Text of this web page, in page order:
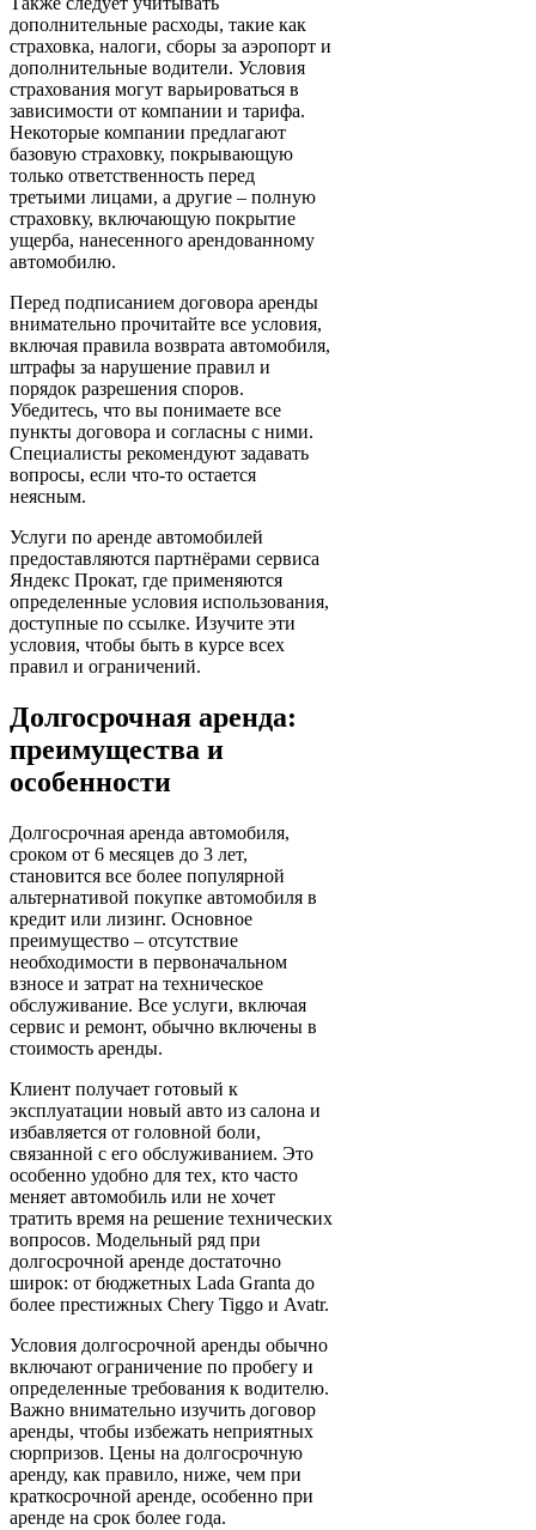
дополнительные расходы, такие как
страховка, налоги, сборы за аэропорт и
дополнительные водители. Условия
страхования могут варьироваться в
зависимости от компании и тарифа.
Некоторые компании предлагают
базовую страховку, покрывающую
только ответственность перед
третьими лицами, а другие – полную
страховку, включающую покрытие
ущерба, нанесенного арендованному
автомобилю.
Перед подписанием договора аренды
внимательно прочитайте все условия,
включая правила возврата автомобиля,
штрафы за нарушение правил и
порядок разрешения споров.
Убедитесь, что вы понимаете все
пункты договора и согласны с ними.
Специалисты рекомендуют задавать
вопросы, если что-то остается
неясным.
Услуги по аренде автомобилей
предоставляются партнёрами сервиса
Яндекс Прокат, где применяются
определенные условия использования,
доступные по ссылке. Изучите эти
условия, чтобы быть в курсе всех
правил и ограничений.
Долгосрочная аренда:
преимущества и
особенности
Долгосрочная аренда автомобиля,
сроком от 6 месяцев до 3 лет,
становится все более популярной
альтернативой покупке автомобиля в
кредит или лизинг. Основное
преимущество – отсутствие
необходимости в первоначальном
взносе и затрат на техническое
обслуживание. Все услуги, включая
сервис и ремонт, обычно включены в
стоимость аренды.
Клиент получает готовый к
эксплуатации новый авто из салона и
избавляется от головной боли,
связанной с его обслуживанием. Это
особенно удобно для тех, кто часто
меняет автомобиль или не хочет
тратить время на решение технических
вопросов. Модельный ряд при
долгосрочной аренде достаточно
широк: от бюджетных Lada Granta до
более престижных Chery Tiggo и Avatr.
Условия долгосрочной аренды обычно
включают ограничение по пробегу и
определенные требования к водителю.
Важно внимательно изучить договор
аренды, чтобы избежать неприятных
сюрпризов. Цены на долгосрочную
аренду, как правило, ниже, чем при
краткосрочной аренде, особенно при
аренде на срок более года.